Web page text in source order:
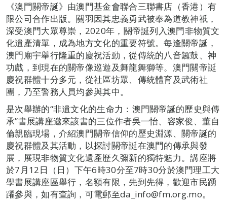
《澳門關帝誕》由澳門基金會聯合三聯書店（香港）有
限公司合作出版。關羽因其忠義勇武被奉為道教神祇，
深受澳門大眾尊崇，2020年，關帝誕列入澳門非物質文
化遺產清單，成為地方文化的重要符號。每逢關帝誕，
澳門廟宇舉行隆重的慶祝活動，從傳統的八音鑼鼓、神
功戲，到現在的關帝像巡遊及舞龍舞獅等。澳門關帝誕
慶祝群體十分多元，從社區坊眾、傳統體育及武術社
團，乃至警務人員均參與其中。
是次舉辦的“非遺文化的生命力：澳門關帝誕的歷史與傳
承”書展講座邀來該書的三位作者吳一怡、容家俊、董自
倫親臨現場，介紹澳門關帝信仰的歷史淵源、關帝誕的
慶祝群體及其活動，以探討關帝誕在澳門的傳承與發
展，展現非物質文化遺產歷久彌新的獨特魅力。講座將
於7月12日（日）下午6時30分至7時30分於澳門理工大
學書展講座區舉行，名額有限，先到先得，歡迎市民踴
躍參與，如有查詢，可電郵至da_info@fm.org.mo。